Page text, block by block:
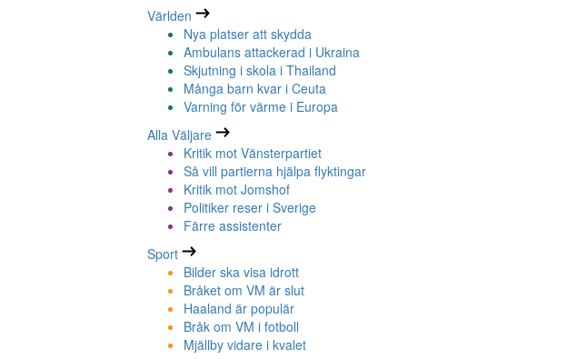
Världen
Nya platser att skydda
Ambulans attackerad i Ukraina
Skjutning i skola i Thailand
Många barn kvar i Ceuta
Varning för värme i Europa
Alla Väljare
Kritik mot Vänsterpartiet
Så vill partierna hjälpa flyktingar
Kritik mot Jomshof
Politiker reser i Sverige
Färre assistenter
Sport
Bilder ska visa idrott
Bråket om VM är slut
Haaland är populär
Bråk om VM i fotboll
Mjällby vidare i kvalet